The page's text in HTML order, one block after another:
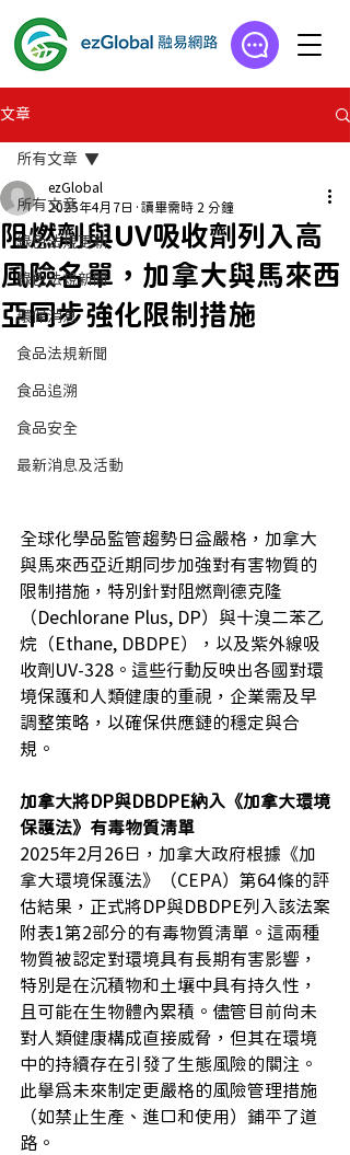
文章
所有文章
綠色法規更新
綠色法規新聞
環保消息
食品法規新聞
食品追溯
食品安全
最新消息及活動
所有文章
阻燃劑與UV吸收劑列入高
風險名單，加拿大與馬來西
亞同步強化限制措施
ezGlobal
2025年4月7日
讀畢需時 2 分鐘
全球化學品監管趨勢日益嚴格，加拿大
與馬來西亞近期同步加強對有害物質的
限制措施，特別針對阻燃劑德克隆
（Dechlorane Plus, DP）與十溴二苯乙
烷（Ethane, DBDPE），以及紫外線吸
收劑UV-328。​這些行動反映出各國對環
境保護和人類健康的重視，企業需及早
調整策略，以確保供應鏈的穩定與合
規。
加拿大將DP與DBDPE納入《加拿大環境
保護法》有毒物質清單
2025年2月26日，加拿大政府根據《加
拿大環境保護法》（CEPA）第64條的評
估結果，正式將DP與DBDPE列入該法案
附表1第2部分的有毒物質清單。​這兩種
物質被認定對環境具有長期有害影響，
特別是在沉積物和土壤中具有持久性，
且可能在生物體內累積。​儘管目前尚未
對人類健康構成直接威脅，但其在環境
中的持續存在引發了生態風險的關注。​
此舉為未來制定更嚴格的風險管理措施
（如禁止生產、進口和使用）鋪平了道
路。